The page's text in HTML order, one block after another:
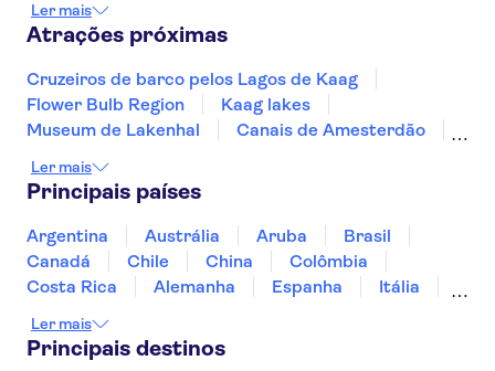
Ler mais
Atrações próximas
Cruzeiros de barco pelos Lagos de Kaag
Flower Bulb Region
Kaag lakes
Museum de Lakenhal
Canais de Amesterdão
Fabrique des Lumières
Amsterdam Castle Muiderslot
Museu Marítimo de Roterdã
A'DAM Lookout
Anne Frank
Rijksmuseum Museu Van Gogh
Ler mais
Principais países
Argentina Austrália Aruba
Brasil
Canadá
Chile China
Colômbia
Costa Rica
Alemanha Espanha
Itália
Panamá
Peru
Ler mais
Principais destinos